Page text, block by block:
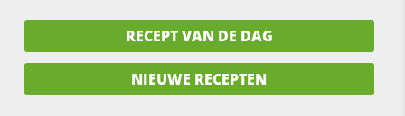
RECEPT VAN DE DAG
NIEUWE RECEPTEN